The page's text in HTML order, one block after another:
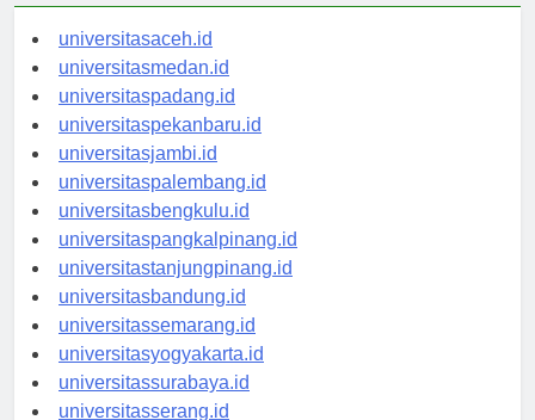
universitasaceh.id
universitasmedan.id
universitaspadang.id
universitaspekanbaru.id
universitasjambi.id
universitaspalembang.id
universitasbengkulu.id
universitaspangkalpinang.id
universitastanjungpinang.id
universitasbandung.id
universitassemarang.id
universitasyogyakarta.id
universitassurabaya.id